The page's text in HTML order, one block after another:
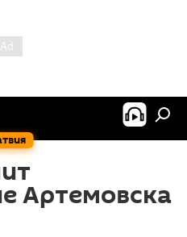
Артемовска